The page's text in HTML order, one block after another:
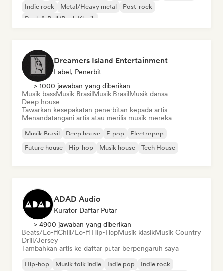
Indie rock
Metal/Heavy metal
Post-rock
Rock & Roll/Rock Klasik
Dreamers Island Entertainment
Label, Penerbit
> 1000 jawaban yang diberikan
Musik bassMusik BrasilMusik BrasilMusik dansa
Deep house
Tawarkan kesepakatan penerbitan kepada artis
Menandatangani artis atau merilis musik mereka
Musik Brasil Deep house E-pop
Electropop
Future house
Hip-hop Musik house Tech House
ADAD Audio
Kurator Daftar Putar
> 4900 jawaban yang diberikan
Beats/Lo-fiChill/Lo-fi Hip-HopMusik klasikMusik Country
Drill/Jersey
Tambahkan artis ke daftar putar berpengaruh saya
Hip-hop Musik folk indie Indie pop
Indie rock